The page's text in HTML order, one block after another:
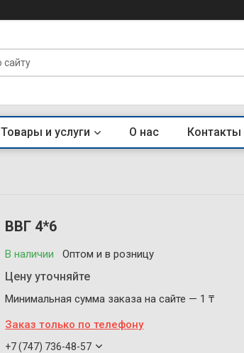
Товары и услуги О нас Контакты
ВВГ 4*6
В наличии Оптом и в розницу
Цену уточняйте
Минимальная сумма заказа на сайте — 1 ₸
Заказ только по телефону
+7 (747) 736-48-57